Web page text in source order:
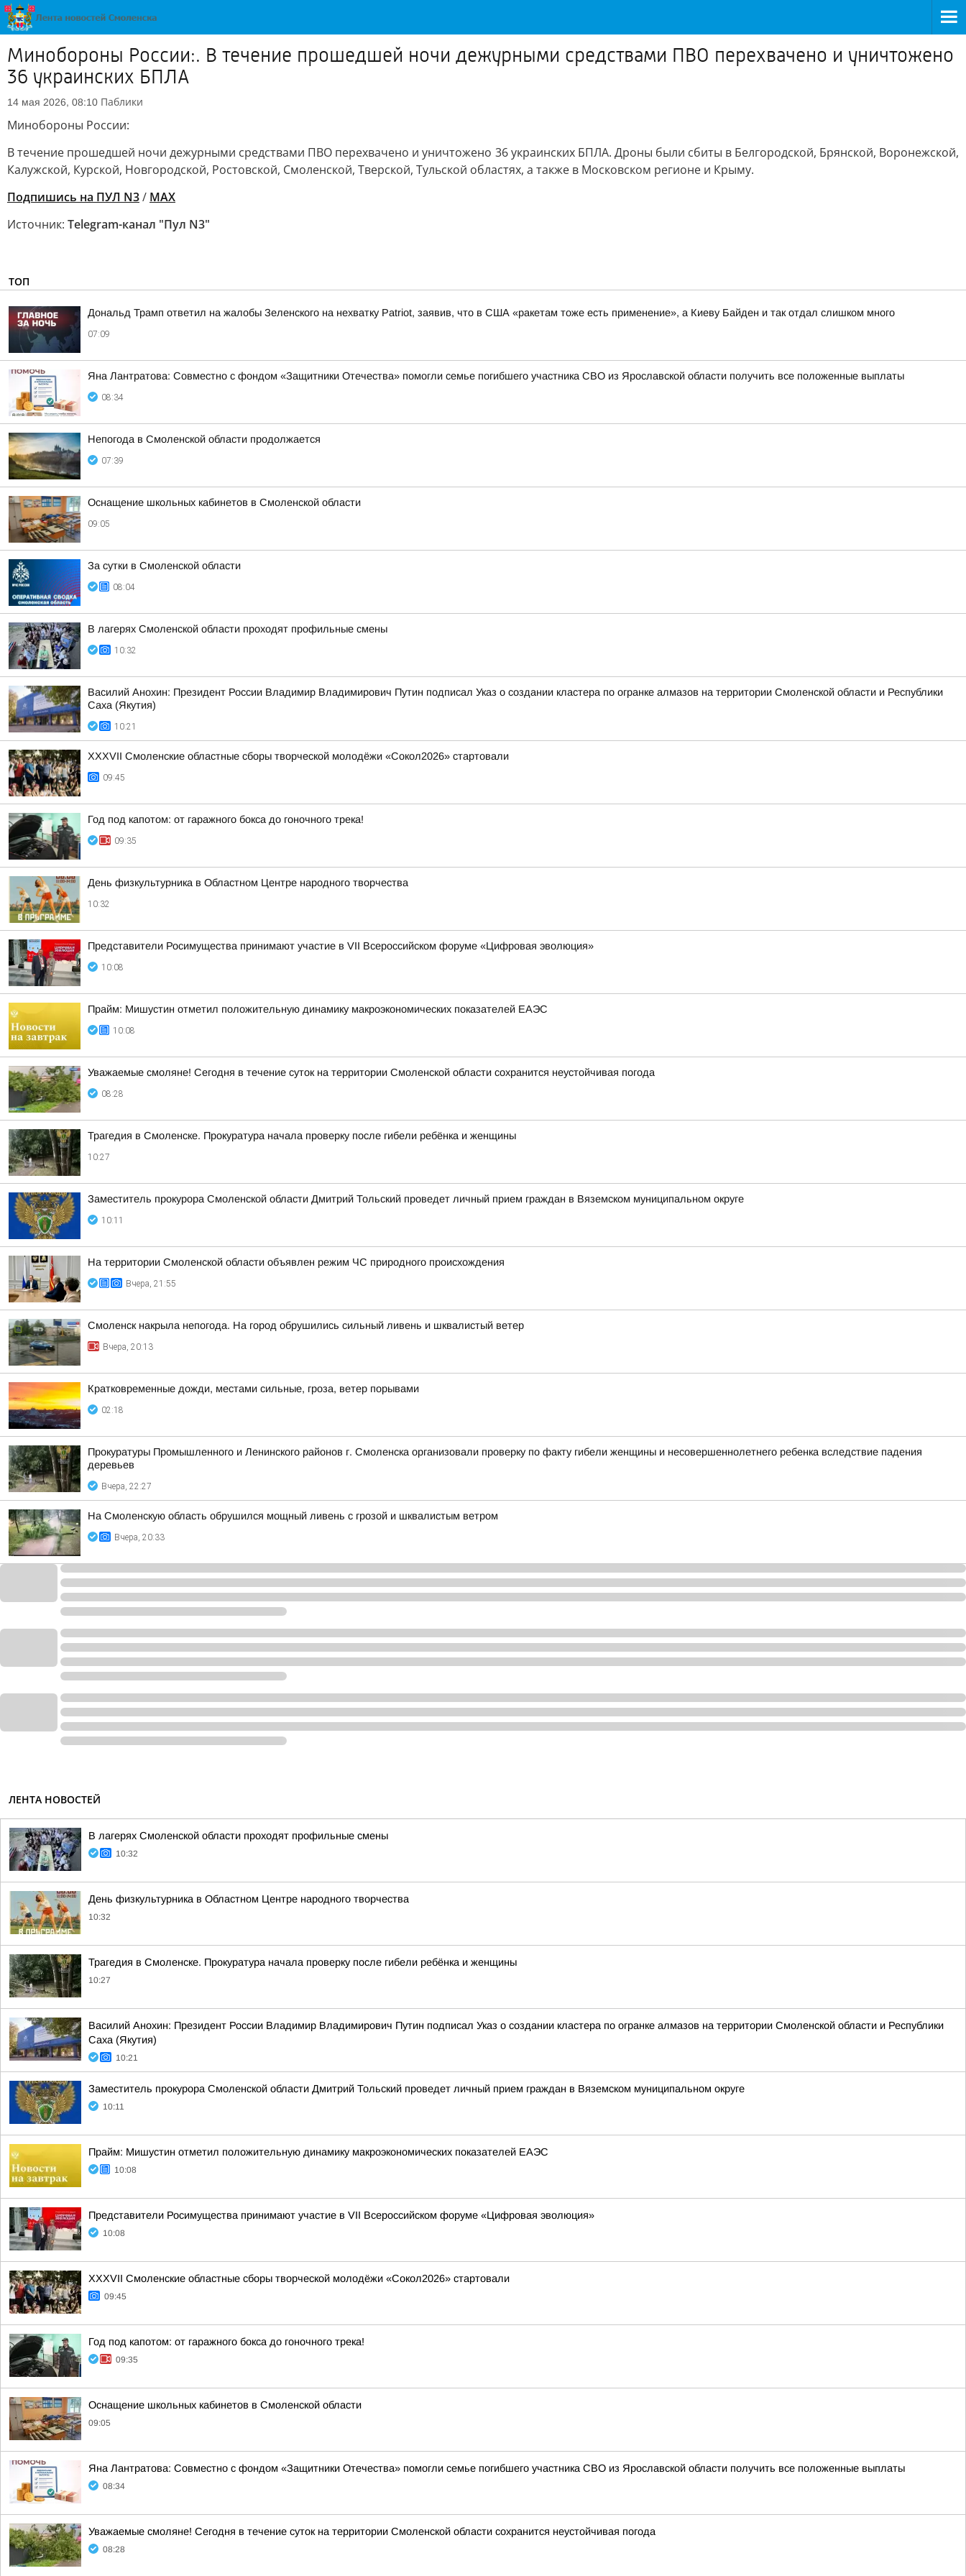
Минобороны России:. В течение прошедшей ночи дежурными средствами ПВО перехвачено и уничтожено
36 украинских БПЛА
14 мая 2026, 08:10 Паблики
Минобороны России:
В течение прошедшей ночи дежурными средствами ПВО перехвачено и уничтожено 36 украинских БПЛА. Дроны были сбиты в Белгородской, Брянской, Воронежской,
Калужской, Курской, Новгородской, Ростовской, Смоленской, Тверской, Тульской областях, а также в Московском регионе и Крыму.
Подпишись на ПУЛ N3/ MAX
Источник: Telegram-канал "Пул N3"
ТОП
Дональд Трамп ответил на жалобы Зеленского на нехватку Patriot, заявив, что в США «ракетам тоже есть применение», а Киеву Байден и так отдал слишком много
07:09
Яна Лантратова: Совместно с фондом «Защитники Отечества» помогли семье погибшего участника СВО из Ярославской области получить все положенные выплаты
08:34
Непогода в Смоленской области продолжается
07:39
Оснащение школьных кабинетов в Смоленской области
09:05
За сутки в Смоленской области
08:04
В лагерях Смоленской области проходят профильные смены
10:32
Василий Анохин: Президент России Владимир Владимирович Путин подписал Указ о создании кластера по огранке алмазов на территории Смоленской области и Республики
Саха (Якутия)
10:21
XXXVII Смоленские областные сборы творческой молодёжи «Сокол2026» стартовали
09:45
Год под капотом: от гаражного бокса до гоночного трека!
09:35
День физкультурника в Областном Центре народного творчества
10:32
Представители Росимущества принимают участие в VII Всероссийском форуме «Цифровая эволюция»
10:08
Прайм: Мишустин отметил положительную динамику макроэкономических показателей ЕАЭС
10:08
Уважаемые смоляне! Сегодня в течение суток на территории Смоленской области сохранится неустойчивая погода
08:28
Трагедия в Смоленске. Прокуратура начала проверку после гибели ребёнка и женщины
10:27
Заместитель прокурора Смоленской области Дмитрий Тольский проведет личный прием граждан в Вяземском муниципальном округе
10:11
На территории Смоленской области объявлен режим ЧС природного происхождения
Вчера, 21:55
Смоленск накрыла непогода. На город обрушились сильный ливень и шквалистый ветер
Вчера, 20:13
Кратковременные дожди, местами сильные, гроза, ветер порывами
02:18
Прокуратуры Промышленного и Ленинского районов г. Смоленска организовали проверку по факту гибели женщины и несовершеннолетнего ребенка вследствие падения
деревьев
Вчера, 22:27
На Смоленскую область обрушился мощный ливень с грозой и шквалистым ветром
Вчера, 20:33
ЛЕНТА НОВОСТЕЙ
В лагерях Смоленской области проходят профильные смены
10:32
День физкультурника в Областном Центре народного творчества
10:32
Трагедия в Смоленске. Прокуратура начала проверку после гибели ребёнка и женщины
10:27
Василий Анохин: Президент России Владимир Владимирович Путин подписал Указ о создании кластера по огранке алмазов на территории Смоленской области и Республики
Саха (Якутия)
10:21
Заместитель прокурора Смоленской области Дмитрий Тольский проведет личный прием граждан в Вяземском муниципальном округе
10:11
Прайм: Мишустин отметил положительную динамику макроэкономических показателей ЕАЭС
10:08
Представители Росимущества принимают участие в VII Всероссийском форуме «Цифровая эволюция»
10:08
XXXVII Смоленские областные сборы творческой молодёжи «Сокол2026» стартовали
09:45
Год под капотом: от гаражного бокса до гоночного трека!
09:35
Оснащение школьных кабинетов в Смоленской области
09:05
Яна Лантратова: Совместно с фондом «Защитники Отечества» помогли семье погибшего участника СВО из Ярославской области получить все положенные выплаты
08:34
Уважаемые смоляне! Сегодня в течение суток на территории Смоленской области сохранится неустойчивая погода
08:28